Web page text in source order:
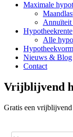
Maximale
Annuïteit
Hypotheekrente
Alle
Nieuws & Blog
Contact
Vrijblijvend
Gratis een